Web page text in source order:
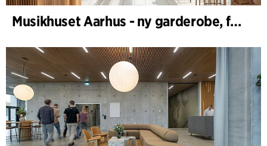
Musikhuset Aarhus - ny garderobe, foyer- og cafébar